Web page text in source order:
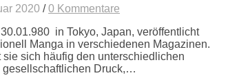
2020 / 0 Kommentare
in Tokyo, Japan, veröffentlicht
Manga in verschiedenen Magazinen.
sie sich häufig den unterschiedlichen
gesellschaftlichen Druck,…